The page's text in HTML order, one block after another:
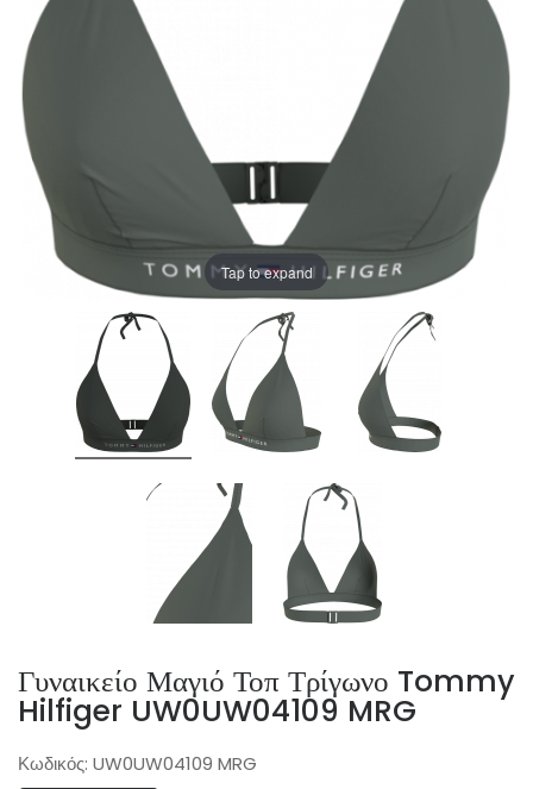
Tap to expand
Γυναικείο Μαγιό Τοπ Τρίγωνο Tommy
Hilfiger UW0UW04109 MRG
Κωδικός: UW0UW04109 MRG